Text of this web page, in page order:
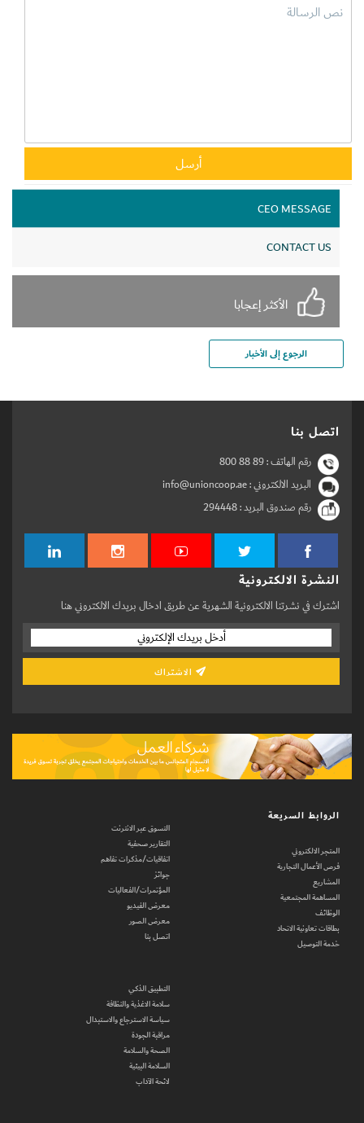
CEO MESSAGE
CONTACT US
الأكثر إعجابا
الرجوع إلى الأخبار
اتصل بنا
رقم الهاتف :800 88 89
البريد الالكتروني : info@unioncoop.ae
رقم صندوق البريد :294448
النشرة الالكترونية
اشترك في نشرتنا الالكترونية الشهرية عن طريق ادخال بريدك الالكتروني هنا
الروابط السريعة
المتجر الالكتروني
فرص الأعمال التجارية
المشاريع
المساهمة المجتمعية
الوظائف
بطاقات تعاونية الاتحاد
خدمة التوصيل
التسوق عبر الانترنت
التقارير صحفية
اتفاقيات/مذكرات تفاهم
جوائز
المؤتمرات/الفعاليات
معرض الفيديو
معرض الصور
اتصل بنا
التطبيق الذكي
سلامة الاغذية والنظافة
سياسة الاسترجاع والاستبدال
مراقبة الجودة
الصحة والسلامة
السلامة البيئية
لائحة الآداب